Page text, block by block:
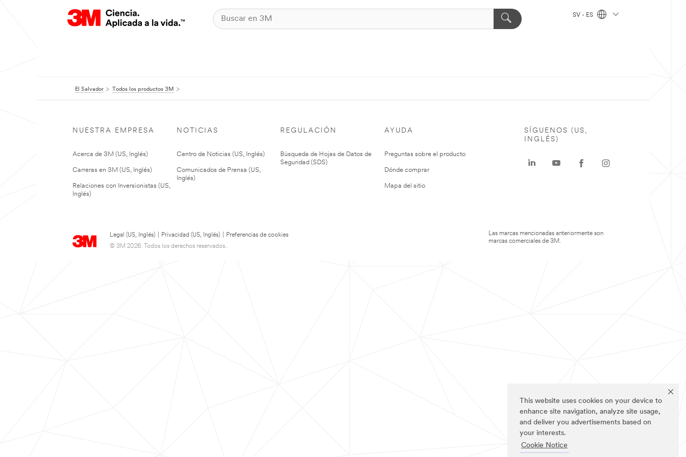
This website uses cookies on your device to
enhance site navigation, analyze site usage,
and deliver you advertisements based on
your interests.
Cookie Notice
SV - ES
El Salvador Todos los productos 3M
NUESTRA EMPRESA
Acerca de 3M (US, Inglés)
Carreras en 3M (US, Inglés)
Relaciones con Inversionistas (US,
Inglés)
NOTICIAS
Centro de Noticias (US, Inglés)
Comunicados de Prensa (US,
Inglés)
REGULACIÓN
Búsqueda de Hojas de Datos de
Seguridad (SDS)
AYUDA
Preguntas sobre el producto
Dónde comprar
Mapa del sitio
Legal (US, Inglés) Privacidad (US, Inglés)
Preferencias de cookies
© 3M 2026. Todos los derechos reservados..
SÍGUENOS (US,
INGLÉS)
Las marcas mencionadas anteriormente son
marcas comerciales de 3M.